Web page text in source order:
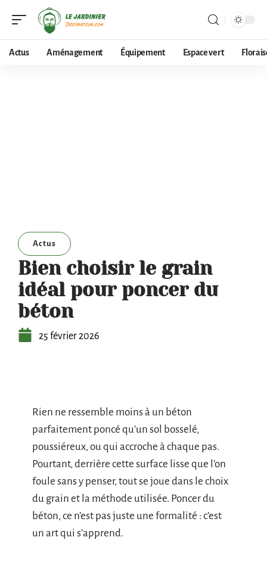
Actus Aménagement Équipement Espace vert
Actus
Bien choisir le grain
idéal pour poncer du
béton
25 février 2026
Rien ne ressemble moins à un béton
parfaitement poncé qu’un sol bosselé,
poussiéreux, ou qui accroche à chaque pas.
Pourtant, derrière cette surface lisse que l’on
foule sans y penser, tout se joue dans le choix
du grain et la méthode utilisée. Poncer du
béton, ce n’est pas juste une formalité : c’est
un art qui s’apprend.